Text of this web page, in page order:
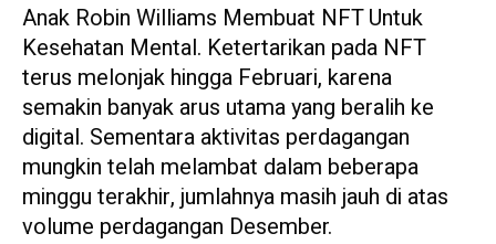
Anak Robin Williams Membuat NFT Untuk
Kesehatan Mental. Ketertarikan pada NFT
terus melonjak hingga Februari, karena
semakin banyak arus utama yang beralih ke
digital. Sementara aktivitas perdagangan
mungkin telah melambat dalam beberapa
minggu terakhir, jumlahnya masih jauh di atas
volume perdagangan Desember.